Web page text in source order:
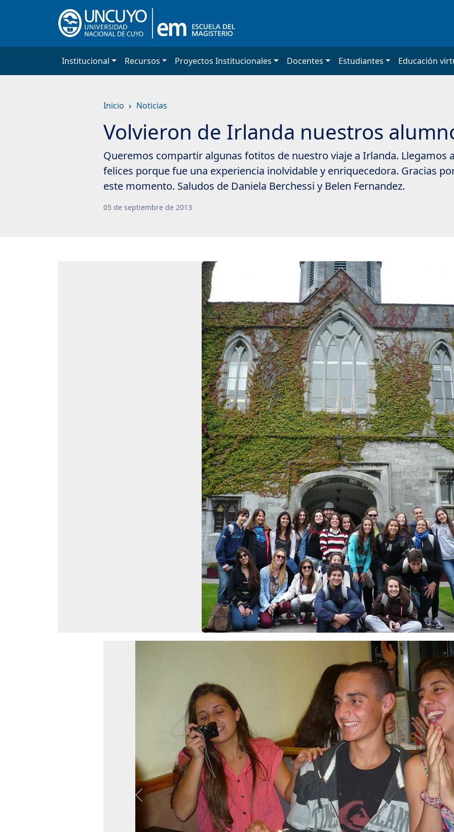
Institucional
Recursos Proyectos Institucionales Docentes Estudiantes Educación
Inicio Noticias
Volvieron de Irlanda nuestros
Queremos compartir algunas fotitos de nuestro viaje a Irlanda. Llegamos
felices porque fue una experiencia inolvidable y enriquecedora. Gracias
este momento. Saludos de Daniela Berchessi y Belen Fernandez.
05 de septiembre de 2013
Previous